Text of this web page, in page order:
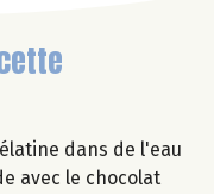
dans de l'eau
avec le chocolat